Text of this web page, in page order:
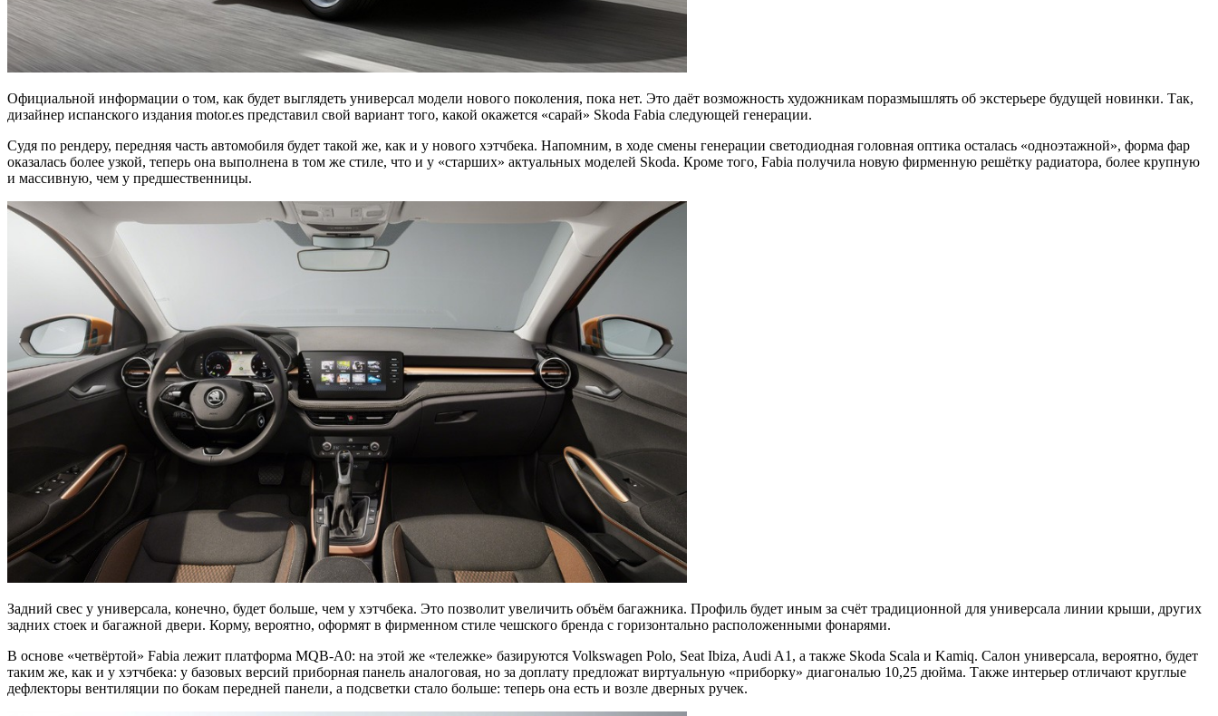
Официальной информации о том, как будет выглядеть универсал модели нового поколения, пока нет. Это даёт возможность художникам поразмышлять об экстерьере будущей новинки. Так,
дизайнер испанского издания motor.es представил свой вариант того, какой окажется «сарай» Skoda Fabia следующей генерации.
Судя по рендеру, передняя часть автомобиля будет такой же, как и у нового хэтчбека. Напомним, в ходе смены генерации светодиодная головная оптика осталась «одноэтажной», форма фар
оказалась более узкой, теперь она выполнена в том же стиле, что и у «старших» актуальных моделей Skoda. Кроме того, Fabia получила новую фирменную решётку радиатора, более крупную
и массивную, чем у предшественницы.
Задний свес у универсала, конечно, будет больше, чем у хэтчбека. Это позволит увеличить объём багажника. Профиль будет иным за счёт традиционной для универсала линии крыши, других
задних стоек и багажной двери. Корму, вероятно, оформят в фирменном стиле чешского бренда с горизонтально расположенными фонарями.
В основе «четвёртой» Fabia лежит платформа MQB-A0: на этой же «тележке» базируются Volkswagen Polo, Seat Ibiza, Audi A1, а также Skoda Scala и Kamiq. Салон универсала, вероятно, будет
таким же, как и у хэтчбека: у базовых версий приборная панель аналоговая, но за доплату предложат виртуальную «приборку» диагональю 10,25 дюйма. Также интерьер отличают круглые
дефлекторы вентиляции по бокам передней панели, а подсветки стало больше: теперь она есть и возле дверных ручек.